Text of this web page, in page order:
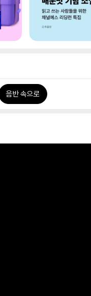
음반 속으로